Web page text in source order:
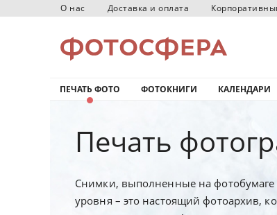
О нас Доставка и оплата
ПЕЧАТЬ ФОТО ФОТОКНИГИ КАЛЕНДАРИ
Печать
Снимки, выполненные на фотобумаге
уровня – это настоящий фотоархив,